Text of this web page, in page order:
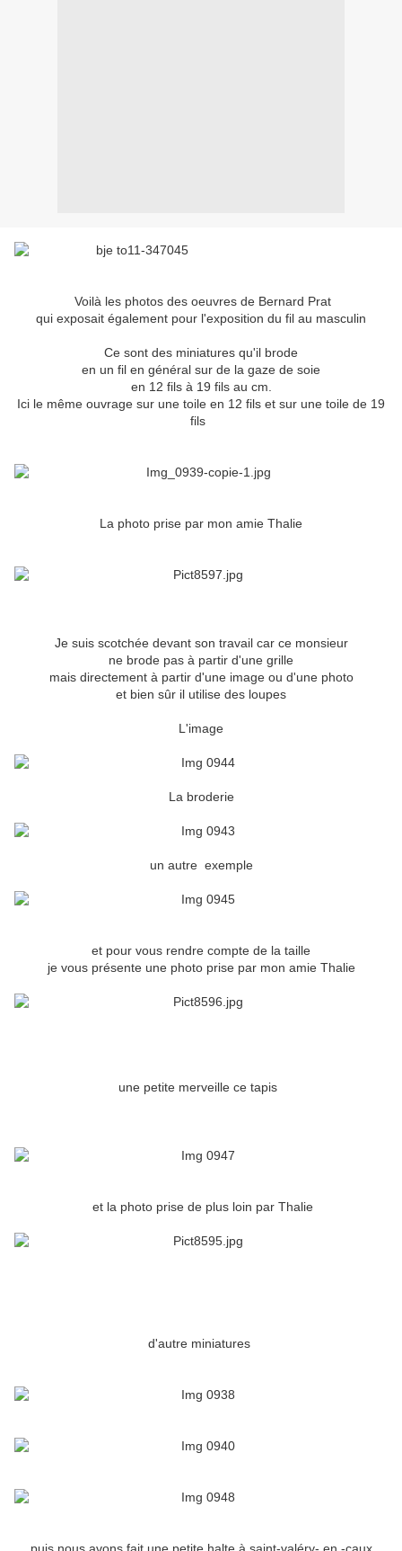
Voilà les photos des oeuvres de Bernard Prat
qui exposait également pour l'exposition du fil au masculin
Ce sont des miniatures qu'il brode
en un fil en général sur de la gaze de soie
en 12 fils à 19 fils au cm.
Ici le même ouvrage sur une toile en 12 fils et sur une toile de 19
fils
La photo prise par mon amie Thalie
Je suis scotchée devant son travail car ce monsieur
ne brode pas à partir d'une grille
mais directement à partir d'une image ou d'une photo
et bien sûr il utilise des loupes
L'image
La broderie
un autre exemple
et pour vous rendre compte de la taille
je vous présente une photo prise par mon amie Thalie
une petite merveille ce tapis
et la photo prise de plus loin par Thalie
d'autre miniatures